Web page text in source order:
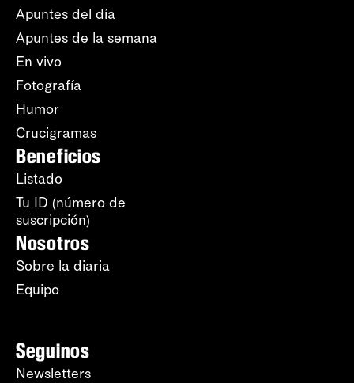
Apuntes del día
Apuntes de la semana
En vivo
Fotografía
Humor
Crucigramas
Beneficios
Listado
Tu ID (número de
suscripción)
Nosotros
Sobre la diaria
Equipo
Seguinos
Newsletters